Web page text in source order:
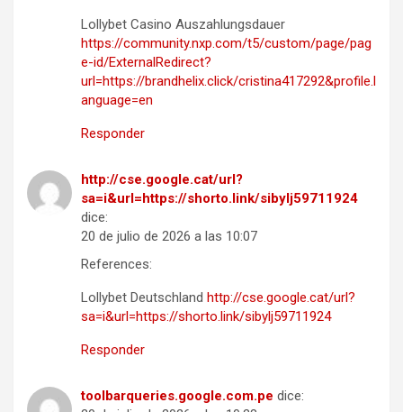
Lollybet Casino Auszahlungsdauer
https://community.nxp.com/t5/custom/page/pag
e-id/ExternalRedirect?
url=https://brandhelix.click/cristina417292&profile.l
anguage=en
Responder
http://cse.google.cat/url?
sa=i&url=https://shorto.link/sibylj59711924
dice:
20 de julio de 2026 a las 10:07
References:
Lollybet Deutschland http://cse.google.cat/url?
sa=i&url=https://shorto.link/sibylj59711924
Responder
toolbarqueries.google.com.pe dice: